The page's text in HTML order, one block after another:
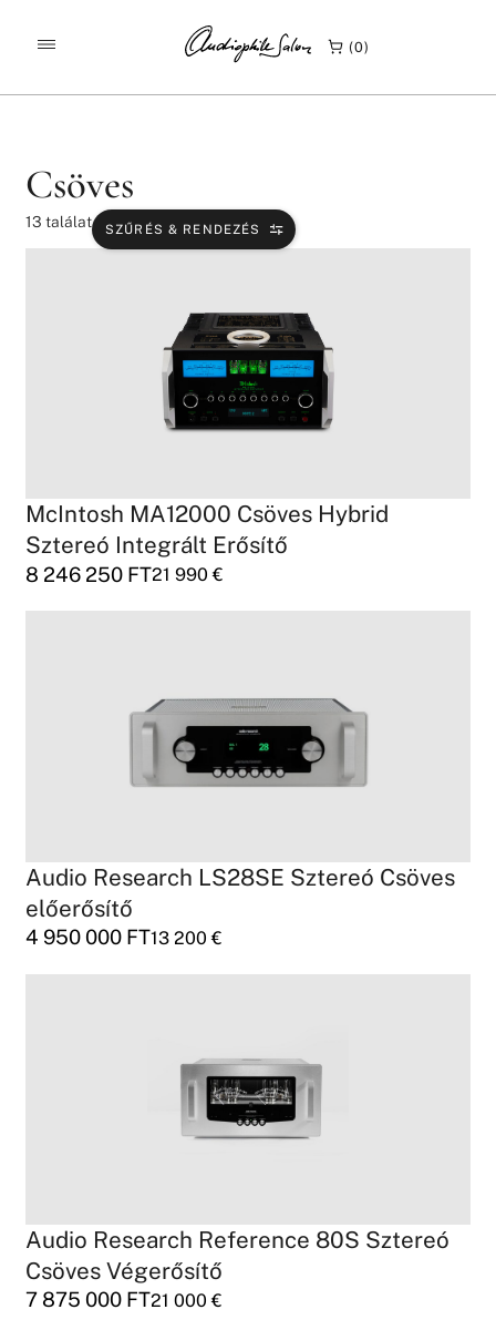
0
KEZDŐLAP TERMÉKEK / CSÖVES
Csöves
13 találat SZŰRÉS & RENDEZÉS
McIntosh MA12000 Csöves Hybrid
Sztereó Integrált Erősítő
8 246 250 FT21 990€
Audio Research LS28SE Sztereó Csöves
előerősítő
4 950 000 FT13 200€
Audio Research Reference 80S Sztereó
Csöves Végerősítő
7 875 000 FT21 000€